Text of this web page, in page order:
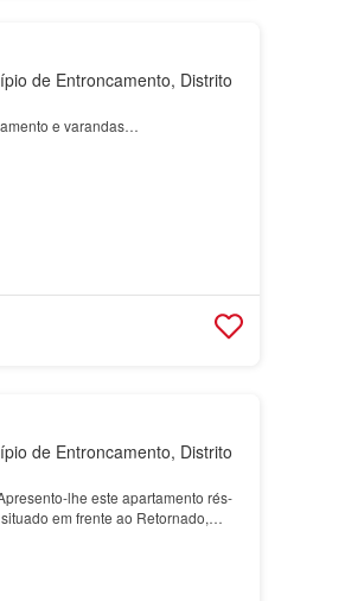
de Entroncamento, Distrito
e varandas…
de Entroncamento, Distrito
lhe este apartamento rés-
em frente ao Retornado,